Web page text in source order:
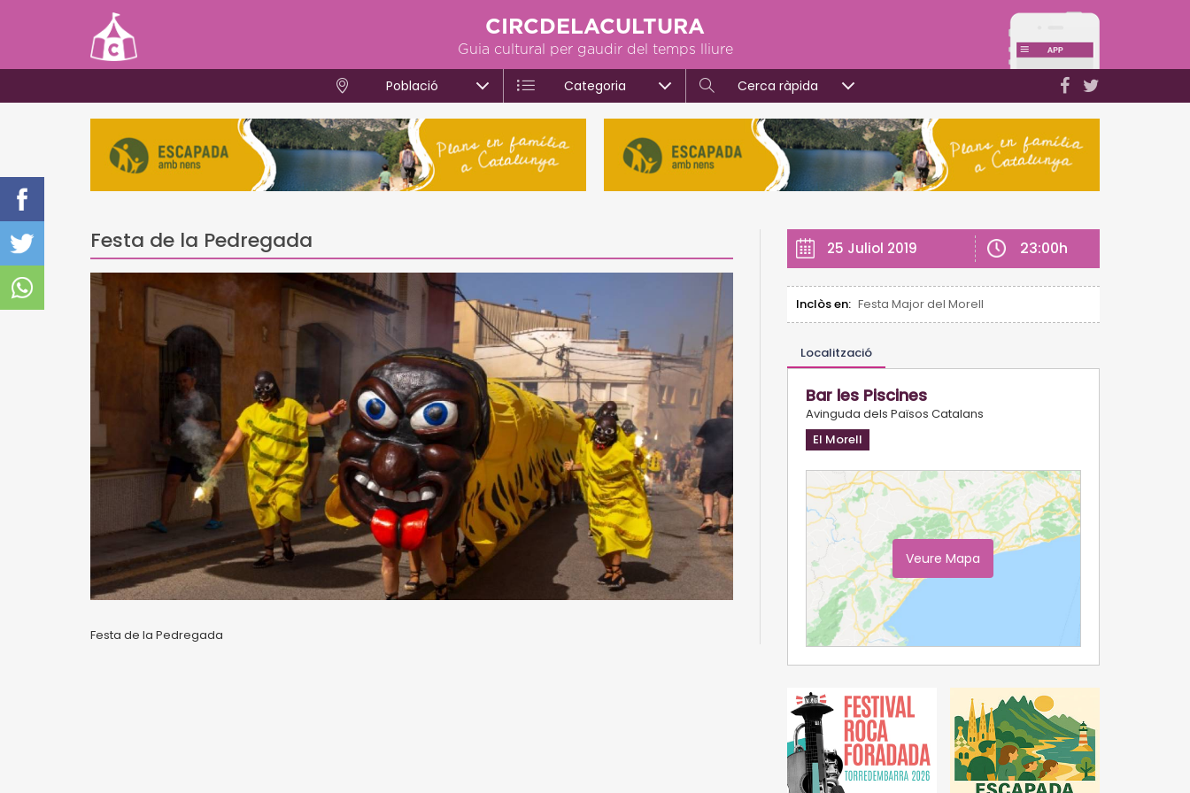
CIRCDELACULTURA
Guia cultural per gaudir del temps lliure
Població Categoria Cerca ràpida
Festa de la Pedregada
Festa de la Pedregada
25 Juliol 2019 23:00h
Inclòs en: Festa Major del Morell
Localització
Bar les Piscines
Avinguda dels Països Catalans
El Morell
Veure Mapa